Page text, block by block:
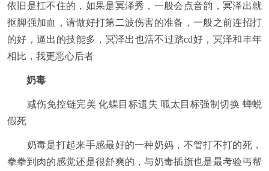
依旧是扛不住的，如果是冥泽秀，一般会点音韵，冥泽出就
抠脚强加血，请做好打第二波伤害的准备，一般之前连招打
的好，逼出的技能多，冥泽出也活不过踏cd好，冥泽和丰年
相比，我更恶心后者
奶毒
减伤免控链完美 化蝶目标遗失 呱太目标强制切换 蝉蜕
假死
奶毒是打起来手感最好的一种奶妈，不管打不打的死，
拳拳到肉的感觉还是很舒爽的，与奶毒插旗也是最考验丐帮